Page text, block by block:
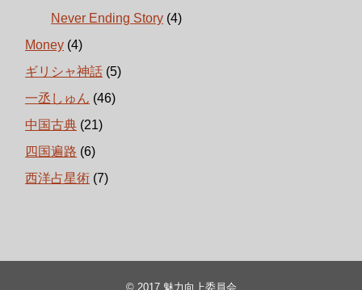
Never Ending Story (4)
Money (4)
ギリシャ神話 (5)
一丞しゅん (46)
中国古典 (21)
四国遍路 (6)
西洋占星術 (7)
© 2017 魅力向上委員会